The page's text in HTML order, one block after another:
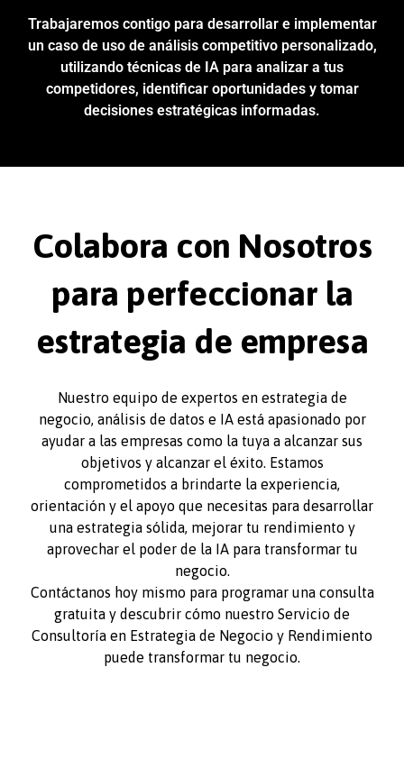
Trabajaremos contigo para desarrollar e implementar
un caso de uso de análisis competitivo personalizado,
utilizando técnicas de IA para analizar a tus
competidores, identificar oportunidades y tomar
decisiones estratégicas informadas.
Colabora con Nosotros
para perfeccionar la
estrategia de empresa
Nuestro equipo de expertos en estrategia de
negocio, análisis de datos e IA está apasionado por
ayudar a las empresas como la tuya a alcanzar sus
objetivos y alcanzar el éxito. Estamos
comprometidos a brindarte la experiencia,
orientación y el apoyo que necesitas para desarrollar
una estrategia sólida, mejorar tu rendimiento y
aprovechar el poder de la IA para transformar tu
negocio.
Contáctanos hoy mismo para programar una consulta
gratuita y descubrir cómo nuestro Servicio de
Consultoría en Estrategia de Negocio y Rendimiento
puede transformar tu negocio.